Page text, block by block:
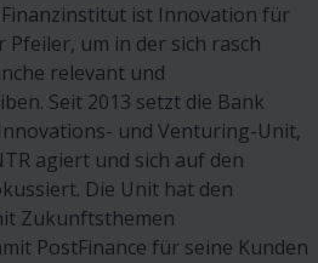
ist Innovation für
Pfeiler, um in der sich rasch
relevant und
Seit 2013 setzt die Bank
und Venturing-Unit,
agiert und sich auf den
Die Unit hat den
Zukunftsthemen
PostFinance für seine Kunden